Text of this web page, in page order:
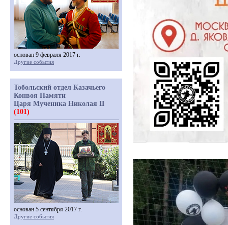
основан 9 февраля 2017 г.
Другие события
Тобольский отдел Казачьего
Конвоя Памяти
Царя Мученика Николая II
(101)
основан 5 сентября 2017 г.
Другие события